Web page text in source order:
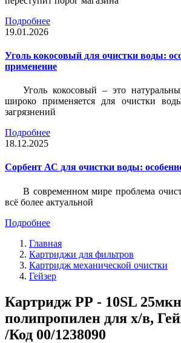
Подробнее
19.01.2026
Уголь кокосовый для очистки воды:
применение
Уголь кокосовый – это
широко применяется для очистки
загрязнений
Подробнее
18.12.2025
Сорбент АС для очистки воды:
В современном мире проблема
всё более актуальной
Подробнее
Главная
Картриджи для фильтров
Картридж механической очистки
Гейзер
Картридж РР - 10SL 25мкн
полипропилен для х/в,
/Код 00/1238090